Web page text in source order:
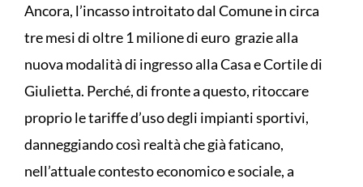
Ancora, l’incasso introitato dal Comune in circa
tre mesi di oltre 1 milione di euro grazie alla
nuova modalità di ingresso alla Casa e Cortile di
Giulietta. Perché, di fronte a questo, ritoccare
proprio le tariffe d’uso degli impianti sportivi,
danneggiando così realtà che già faticano,
nell’attuale contesto economico e sociale, a